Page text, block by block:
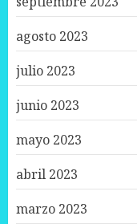
agosto 2023
julio 2023
junio 2023
mayo 2023
abril 2023
marzo 2023